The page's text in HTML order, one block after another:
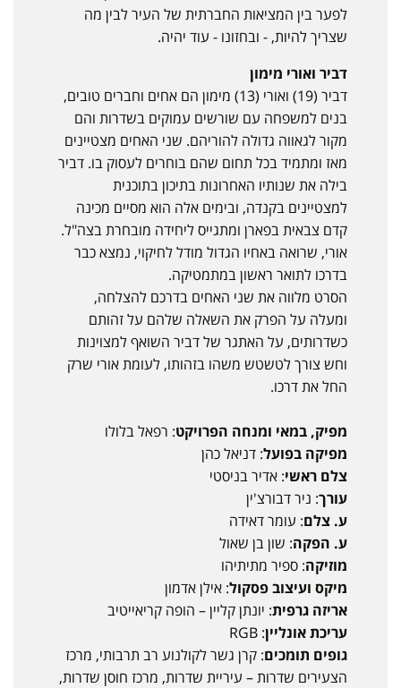
לפער בין המציאות החברתית של העיר לבין מה
שצריך להיות, - ובחזונו - עוד יהיה.
דביר ואורי מימון
דביר (19) ואורי (13) מימון הם אחים וחברים טובים,
בנים למשפחה עם שורשים עמוקים בשדרות והם
מקור לגאווה גדולה להוריהם. שני האחים מצטיינים
מאז ומתמיד בכל תחום שהם בוחרים לעסוק בו. דביר
בילה את שנותיו האחרונות בתיכון בתוכנית
למצטיינים בקנדה, ובימים אלה הוא מסיים מכינה
קדם צבאית בפארן ומתגייס ליחידה מובחרת בצה"ל.
אורי, שרואה באחיו הגדול מודל לחיקוי, נמצא כבר
בדרכו לתואר ראשון במתמטיקה.
הסרט מלווה את שני האחים בדרכם להצלחה,
ומעלה על הפרק את השאלה שלהם על זהותם
כשדרותים, על האתגר של דביר השואף למצוינות
וחש צורך לטשטש משהו בזהותו, לעומת אורי שרק
החל את דרכו.
מפיק, במאי ומנחה הפרויקט: רפאל בלולו
מפיקה בפועל: דניאל כהן
צלם ראשי: אדיר בניסטי
עורך: ניר דבורצ'ין
ע. צלם: עומר דאידה
ע. הפקה: שון בן שאול
מוזיקה: ספיר מתיתיהו
מיקס ועיצוב פסקול: אילן אדמון
אריזה גרפית: יונתן קליין – הופה קריאייטיב
עריכת אונליין: RGB
גופים תומכים: קרן גשר לקולנוע רב תרבותי, מרכז
הצעירים שדרות – עיריית שדרות, מרכז חוסן שדרות,